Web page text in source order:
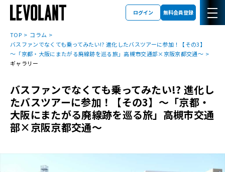
ログイン 無料会員登録
TOP
コラム
バスファンでなくても乗ってみたい!? 進化したバスツアーに参加！【その3】
～「京都・大阪にまたがる廃線跡を巡る旅」高槻市交通部×京阪京都交通～
ギャラリー
バスファンでなくても乗ってみたい!? 進化し
たバスツアーに参加！【その3】～「京都・
大阪にまたがる廃線跡を巡る旅」高槻市交通
部×京阪京都交通～